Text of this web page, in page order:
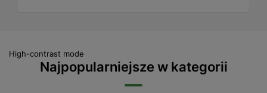
High-contrast mode
Najpopularniejsze w kategorii